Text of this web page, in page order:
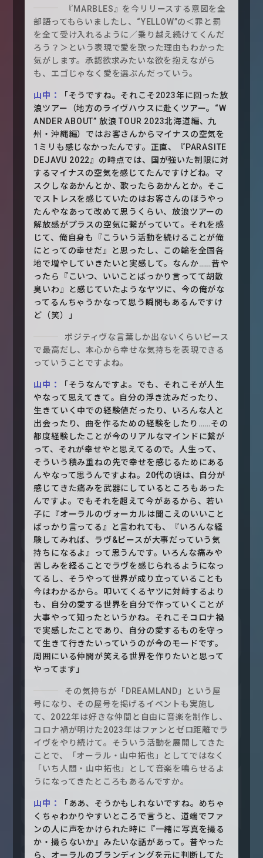
『MARBLES』を今リリースする意図を全
部語ってもらいましたし、“YELLOW”の＜罪と罰
を全て受け入れるように／乗り越え続けてくんだ
ろう？＞という表現で愛を歌った理由もわかった
気がします。承認欲求みたいな欲を抱えながら
も、エゴじゃなく愛を選ぶんだっていう。
山中：
「そうですね。それこそ2023年に回った放
浪ツアー（地方のライヴハウスに赴くツアー。“W
ANDER ABOUT” 放浪 TOUR 2023北海道編、九
州・沖縄編）ではお客さんからマイナスの空気を
1ミリも感じなかったんです。正直、『PARASITE
DEJAVU 2022』の時点では、国が強いた制限に対
するマイナスの空気を感じてたんですけどね。マ
スクしなあかんとか、歌ったらあかんとか。そこ
でストレスを感じていたのはお客さんのほうやっ
たんやなあって改めて思うくらい、放浪ツアーの
解放感がプラスの空気に繋がっていて。それを感
じて、俺自身も『こういう活動を続けることが俺
にとっての幸せだ』と思ったし、この輪を全国各
地で増やしていきたいと実感して。なんか……昔や
ったら『こいつ、いいことばっかり言ってて胡散
臭いわ』と感じていたようなヤツに、今の俺がな
ってるんちゃうかなって思う瞬間もあるんですけ
ど（笑）」
ポジティヴな言葉しか出ないくらいピース
で最高だし、本心から幸せな気持ちを表現できる
っていうことですよね。
山中：
「そうなんですよ。でも、それこそが人生
やなって思えてきて。自分の浮き沈みだったり、
生きていく中での経験値だったり、いろんな人と
出会ったり、曲を作るための経験をしたり……その
都度経験したことが今のリアルなマインドに繋が
って、それが幸せやと思えてるので。人生って、
そういう積み重ねの先で幸せを感じるためにある
んやなって思うんですよね。20代の頃は、自分が
感じてきた痛みを武器にしているところもあった
んですよ。でもそれを超えて今があるから、若い
子に『オーラルのヴォーカルは聞こえのいいこと
ばっかり言ってる』と言われても、『いろんな経
験してみれば、ラヴ&ピースが大事だっていう気
持ちになるよ』って思うんです。いろんな痛みや
苦しみを経ることでラヴを感じられるようになっ
てるし、そうやって世界が成り立っていることも
今はわかるから。叩いてくるヤツに対峙するより
も、自分の愛する世界を自分で作っていくことが
大事やって知ったというかね。それこそコロナ禍
で実感したことであり、自分の愛するものを守っ
て生きて行きたいっていうのが今のモードです。
周囲にいる仲間が笑える世界を作りたいと思って
やってます」
その気持ちが「DREAMLAND」という屋
号になり、その屋号を掲げるイベントも実施し
て、2022年は好きな仲間と自由に音楽を制作し、
コロナ禍が明けた2023年はファンとゼロ距離でラ
イヴをやり続けて。そういう活動を展開してきた
ことで、「オーラル・山中拓也」としてではなく
「いち人間・山中拓也」として音楽を鳴らせるよ
うになってきたところもあるんですか。
山中：
「ああ、そうかもしれないですね。めちゃ
くちゃわかりやすいところで言うと、道端でファ
ンの人に声をかけられた時に『一緒に写真を撮る
か・撮らないか』みたいな話があって。昔やった
ら、オーラルのブランディングを元に判断してた